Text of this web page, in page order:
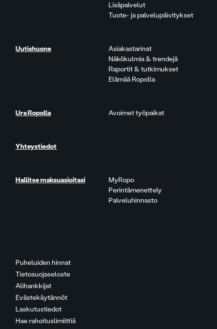
Puheluiden hinnat
Tietosuojaseloste
Alihankkijat
Evästekäytännöt
Laskutustiedot
Hae rahoituslimiittiä
Lisäpalvelut
Tuote- ja palvelupäivitykset
Uutishuone
Asiakastarinat
Näkökulmia & trendejä
Raportit & tutkimukset
Elämää Ropolla
Ura Ropolla Avoimet työpaikat
Yhteystiedot
Hallitse maksuasioitasi
MyRopo
Perintämenettely
Palveluhinnasto